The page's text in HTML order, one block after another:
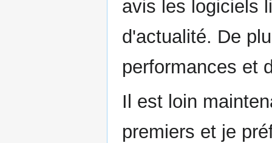
avis les logiciels
d'actualité. De
performances et
Il est loin
premiers et je